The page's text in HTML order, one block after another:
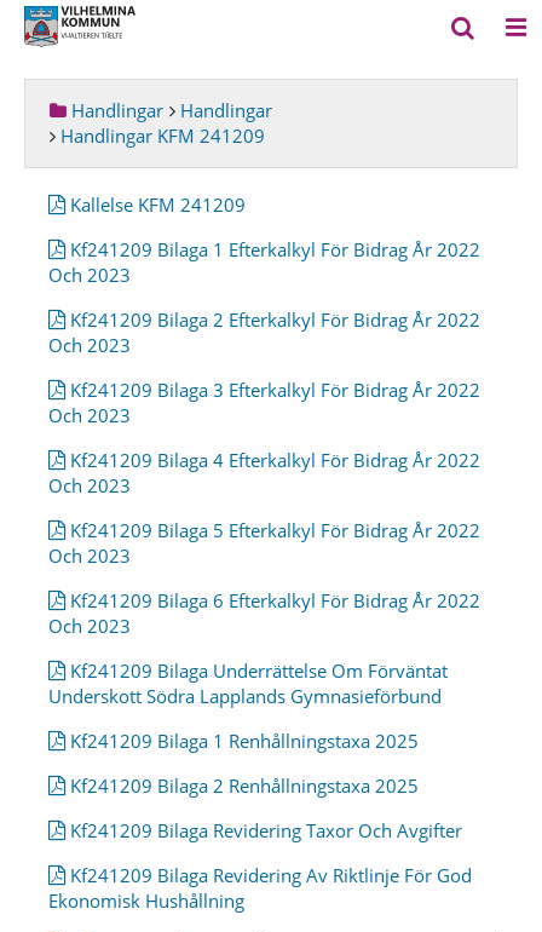
Handlingar
Handlingar
Handlingar KFM 241209
Kallelse KFM 241209
Kf241209 Bilaga 1 Efterkalkyl För Bidrag År 2022
Och 2023
Kf241209 Bilaga 2 Efterkalkyl För Bidrag År 2022
Och 2023
Kf241209 Bilaga 3 Efterkalkyl För Bidrag År 2022
Och 2023
Kf241209 Bilaga 4 Efterkalkyl För Bidrag År 2022
Och 2023
Kf241209 Bilaga 5 Efterkalkyl För Bidrag År 2022
Och 2023
Kf241209 Bilaga 6 Efterkalkyl För Bidrag År 2022
Och 2023
Kf241209 Bilaga Underrättelse Om Förväntat
Underskott Södra Lapplands Gymnasieförbund
Kf241209 Bilaga 1 Renhållningstaxa 2025
Kf241209 Bilaga 2 Renhållningstaxa 2025
Kf241209 Bilaga Revidering Taxor Och Avgifter
Kf241209 Bilaga Revidering Av Riktlinje För God
Ekonomisk Hushållning